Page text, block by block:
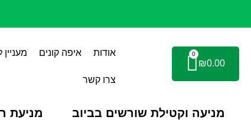
₪0.00
0 אודות איפה קונים
צרו קשר
מניעה וקטילת שורשים בביוב מניעת